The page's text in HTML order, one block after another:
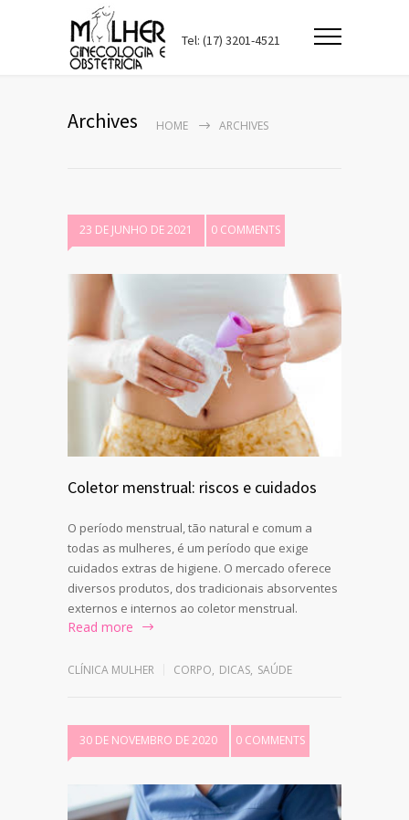
Tel: (17) 3201-4521
Archives HOME ARCHIVES
23 DE JUNHO DE 2021 0 COMMENTS
Coletor menstrual: riscos e cuidados
O período menstrual, tão natural e comum a
todas as mulheres, é um período que exige
cuidados extras de higiene. O mercado oferece
diversos produtos, dos tradicionais absorventes
externos e internos ao coletor menstrual.
Read more
CLÍNICA MULHER CORPO, DICAS, SAÚDE
30 DE NOVEMBRO DE 2020 0 COMMENTS